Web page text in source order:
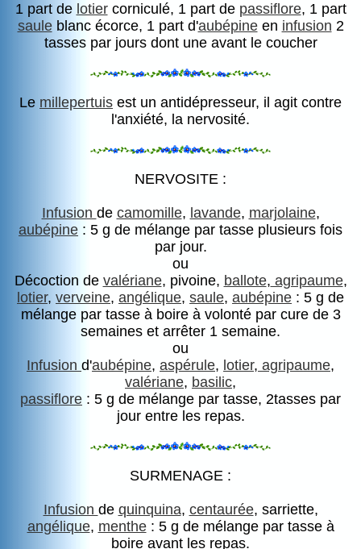
1 part de lotiercorniculé, 1 part de passiflore, 1 part
sauleblanc écorce, 1 part d'aubépineen infusion 2
tasses par jours dont une avant le coucher
Le millepertuis est un antidépresseur, il agit contre
l'anxiété, la nervosité.
NERVOSITE :
Infusion de camomille, lavande, marjolaine,
aubépine : 5 g de mélange par tasse plusieurs fois
par jour.
ou
Décoction de valériane, pivoine, ballote, agripaume,
lotier, verveine, angélique, saule, aubépine : 5 g de
mélange par tasse à boire à volonté par cure de 3
semaines et arrêter 1 semaine.
ou
Infusion d'aubépine, aspérule, lotier, agripaume,
valériane, basilic,
passiflore : 5 g de mélange par tasse, 2tasses par
jour entre les repas.
SURMENAGE :
Infusion de quinquina, centaurée, sarriette,
angélique, menthe: 5 g de mélange par tasse à
boire avant les repas.